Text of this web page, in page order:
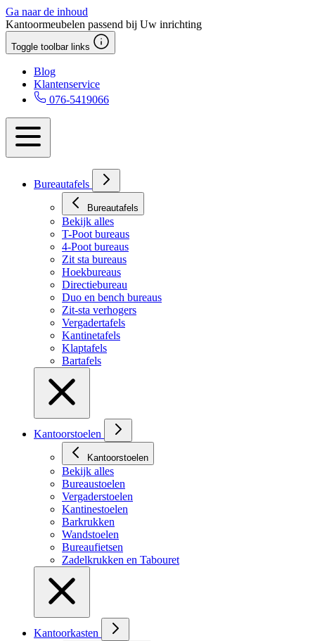
Ga naar de inhoud
Kantoormeubelen passend bij Uw inrichting
Toggle toolbar links
Blog
Klantenservice
076-5419066
Bureautafels
Bureautafels
Bekijk alles
T-Poot bureaus
4-Poot bureaus
Zit sta bureaus
Hoekbureaus
Directiebureau
Duo en bench bureaus
Zit-sta verhogers
Vergadertafels
Kantinetafels
Klaptafels
Bartafels
Kantoorstoelen
Kantoorstoelen
Bekijk alles
Bureaustoelen
Vergaderstoelen
Kantinestoelen
Barkrukken
Wandstoelen
Bureaufietsen
Zadelkrukken en Tabouret
Kantoorkasten